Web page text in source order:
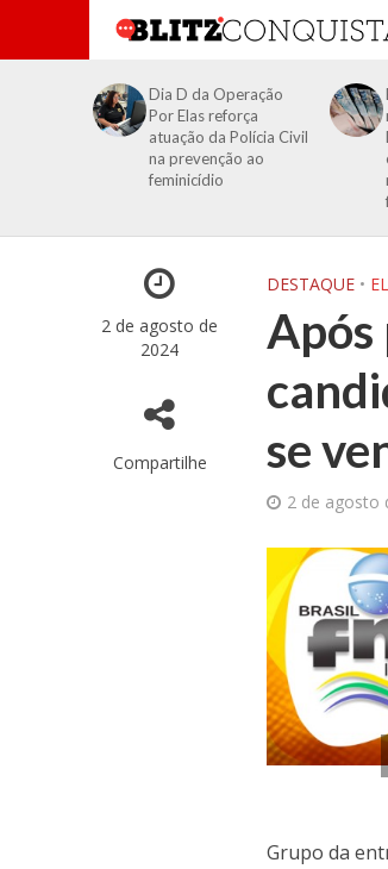
Dia D da Operação
Por Elas reforça
atuação da Polícia Civil
na prevenção ao
feminicídio
2 de agosto de
2024
Compartilhe
DESTAQUE •
Após
se
2 de agosto
Grupo da